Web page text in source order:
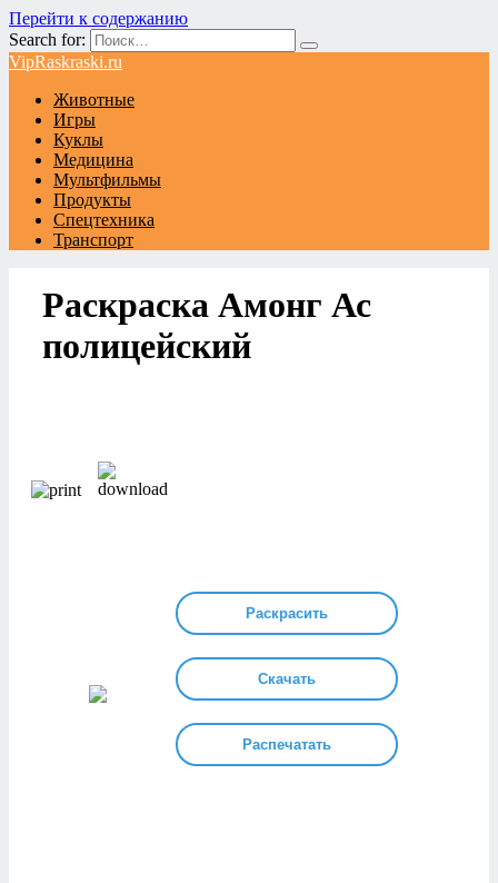
Перейти к содержанию
Search for:
VipRaskraski.ru
Животные
Игры
Куклы
Медицина
Мультфильмы
Продукты
Спецтехника
Транспорт
Раскраска Амонг Ас
полицейский
Раскрасить
Скачать
Распечатать